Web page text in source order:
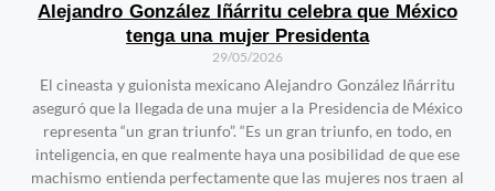
Alejandro González Iñárritu celebra que México
tenga una mujer Presidenta
29/05/2026
El cineasta y guionista mexicano Alejandro González Iñárritu
aseguró que la llegada de una mujer a la Presidencia de México
representa “un gran triunfo”. “Es un gran triunfo, en todo, en
inteligencia, en que realmente haya una posibilidad de que ese
machismo entienda perfectamente que las mujeres nos traen al